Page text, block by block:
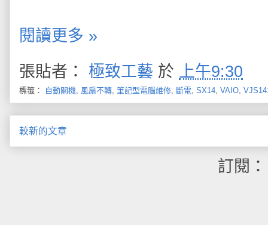
閱讀更多 »
張貼者： 極致工藝 於 上午9:30
標籤： 自動關機 風扇不轉 筆記型電腦維修 斷電 SX14 VAIO
較新的文章
訂閱